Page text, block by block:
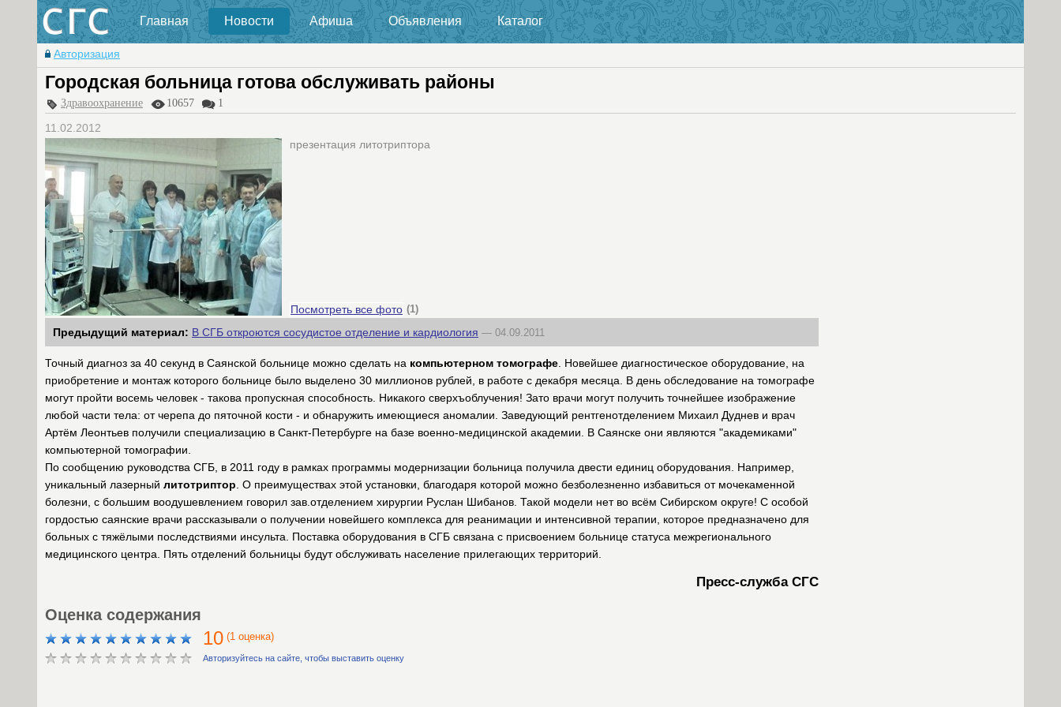
Главная Новости Афиша Объявления Каталог
Авторизация
Городская больница готова обслуживать районы
Здравоохранение 10657 1
11.02.2012
презентация литотриптора
Посмотреть все фото (1)
Предыдущий материал: В СГБ откроются сосудистое отделение и кардиология — 04.09.2011
Точный диагноз за 40 секунд в Саянской больнице можно сделать на компьютерном томографе . Новейшее диагностическое оборудование, на
приобретение и монтаж которого больнице было выделено 30 миллионов рублей, в работе с декабря месяца. В день обследование на томографе
могут пройти восемь человек - такова пропускная способность. Никакого сверхъоблучения! Зато врачи могут получить точнейшее изображение
любой части тела: от черепа до пяточной кости - и обнаружить имеющиеся аномалии. Заведующий рентгенотделением Михаил Дуднев и врач
Артём Леонтьев получили специализацию в Санкт-Петербурге на базе военно-медицинской академии. В Саянске они являются "академиками"
компьютерной томографии.
По сообщению руководства СГБ, в 2011 году в рамках программы модернизации больница получила двести единиц оборудования. Например,
уникальный лазерный литотриптор . О преимуществах этой установки, благодаря которой можно безболезненно избавиться от мочекаменной
болезни, с большим воодушевлением говорил зав.отделением хирургии Руслан Шибанов. Такой модели нет во всём Сибирском округе! С особой
гордостью саянские врачи рассказывали о получении новейшего комплекса для реанимации и интенсивной терапии, которое предназначено для
больных с тяжёлыми последствиями инсульта. Поставка оборудования в СГБ связана с присвоением больнице статуса межрегионального
медицинского центра. Пять отделений больницы будут обслуживать население прилегающих территорий.
Пресс-служба СГС
Оценка содержания
10 (1 оценка)
Авторизуйтесь на сайте, чтобы выставить оценку